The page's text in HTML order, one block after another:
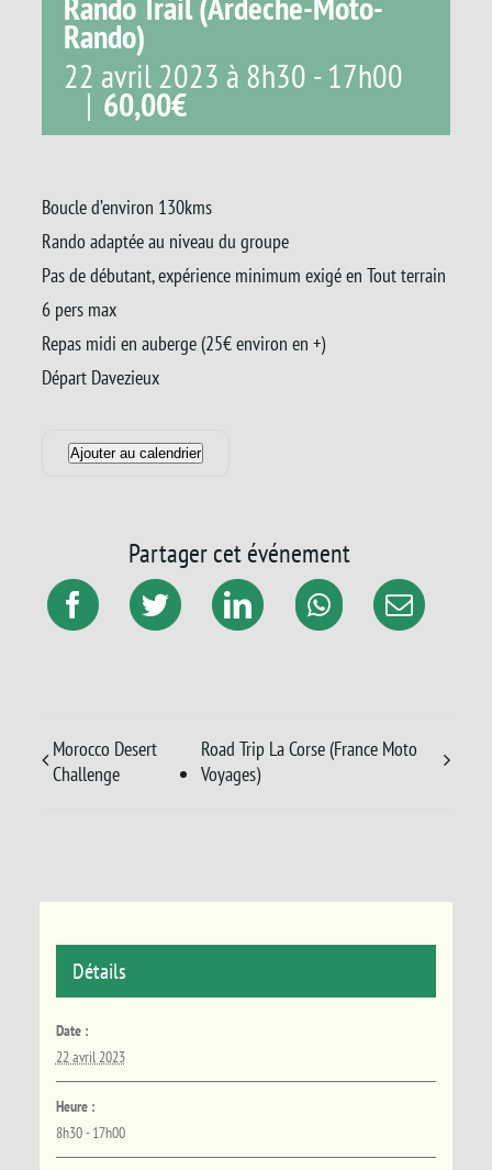
Rando)
22 avril 2023 à 8h30 -17h00
| 60,00€
Boucle d’environ 130kms
Rando adaptée au niveau du groupe
Pas de débutant, expérience minimum exigé en Tout terrain
6 pers max
Repas midi en auberge (25€ environ en +)
Départ Davezieux
Ajouter au calendrier
Partager cet événement
Morocco Desert
Challenge
Road Trip La Corse (France Moto
Voyages)
Détails
Date :
22 avril 2023
Heure :
8h30 - 17h00